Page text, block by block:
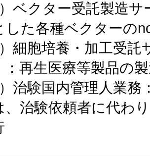
）ベクター受託製造
した各種ベクターの
）細胞培養・加工受
：再生医療等製品の
）治験国内管理人業
、治験依頼者に代わ